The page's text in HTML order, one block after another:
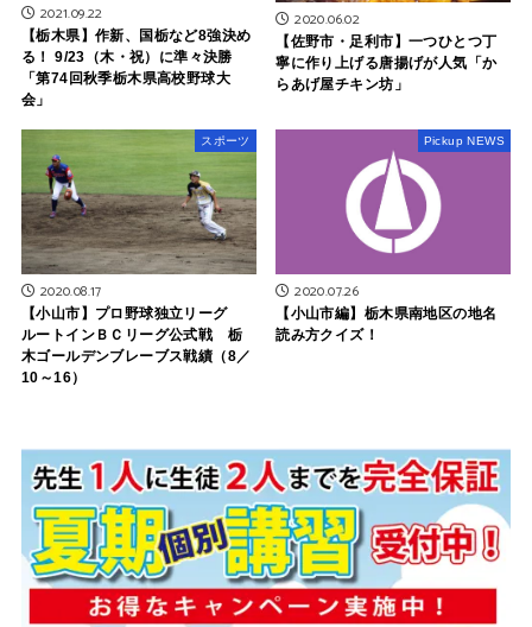
2021.09.22
【栃木県】作新、国栃など8強決め
る！ 9/23（木・祝）に準々決勝
「第74回秋季栃木県高校野球大
会」
2020.06.02
【佐野市・足利市】一つひとつ丁
寧に作り上げる唐揚げが人気「か
らあげ屋チキン坊」
スポーツ
2020.08.17
【小山市】プロ野球独立リーグ
ルートインＢＣリーグ公式戦 栃
木ゴールデンブレーブス戦績（8／
10～16）
Pickup NEWS
2020.07.26
【小山市編】栃木県南地区の地名
読み方クイズ！